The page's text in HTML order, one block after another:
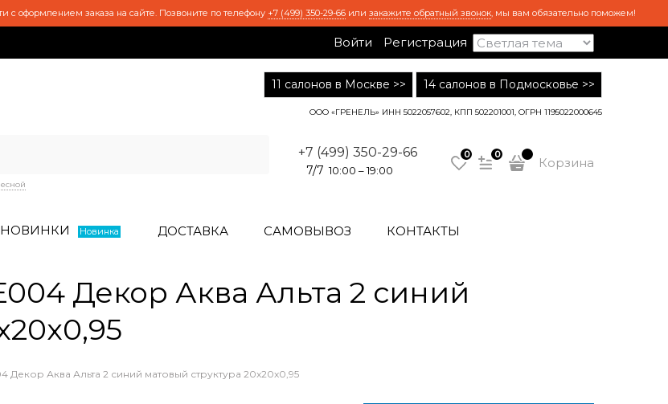
с оформлением заказа на сайте. Позвоните по телефону +7 (499) 350-29-66 или закажите обратный звонок, мы вам обязательно поможем!
Войти Регистрация
11 салонов в Москве >> 14 салонов в Подмосковье >>
ООО «ГРЕНЕЛЬ» ИНН 5022057602, КПП 502201001, ОГРН 1195022000645
+7 (499) 350-29-66
7/7 10:00 – 19:00
0 0
Корзина
НОВИНКИ Новинка ДОСТАВКА САМОВЫВОЗ КОНТАКТЫ
Декор Аква Альта 2 синий
Декор Аква Альта 2 синий матовый структура 20x20x0,95